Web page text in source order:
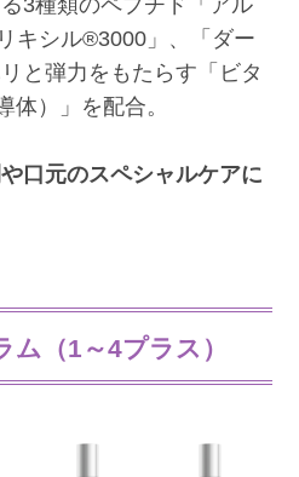
3種類のペプチド「アル
キシル®3000」、「ダー
と弾力をもたらす「ビタ
体）」を配合。
口元のスペシャルケアに
（1～4プラス）